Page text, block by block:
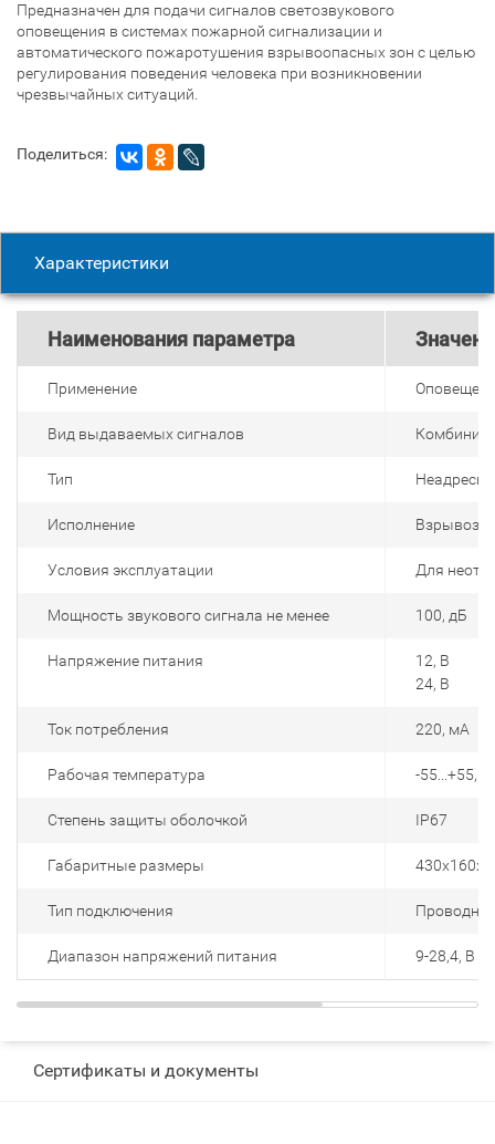
Предназначен для подачи сигналов светозвукового
оповещения в системах пожарной сигнализации и
автоматического пожаротушения взрывоопасных зон с целью
регулирования поведения человека при возникновении
чрезвычайных ситуаций.
Поделиться:
Характеристики
Наименования параметра
Применение
Вид выдаваемых сигналов
Тип
Исполнение
Условия эксплуатации Для
Мощность звукового сигнала не менее 100, дБ
Напряжение питания
12, В
24, В
Ток потребления 220, мА
Рабочая температура -55...+55, °С
Степень защиты оболочкой IP67
Габаритные размеры
Тип подключения
Диапазон напряжений питания 9-28,4, В
Сертификаты и документы